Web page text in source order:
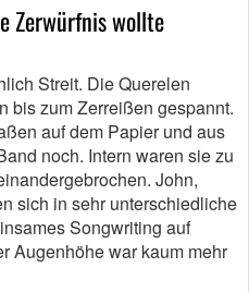
Zerwürfnis wollte
Streit. Die Querelen
bis zum Zerreißen gespannt.
auf dem Papier und aus
noch. Intern waren sie zu
John,
sich in sehr unterschiedliche
Songwriting auf
Augenhöhe war kaum mehr